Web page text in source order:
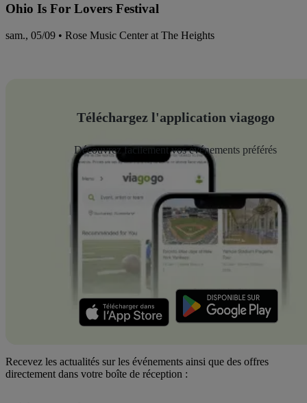
Ohio Is For Lovers Festival
sam., 05/09 • Rose Music Center at The Heights
Téléchargez l'application viagogo
Découvrez facilement vos événements préférés
Recevez les actualités sur les événements ainsi que des offres
directement dans votre boîte de réception :